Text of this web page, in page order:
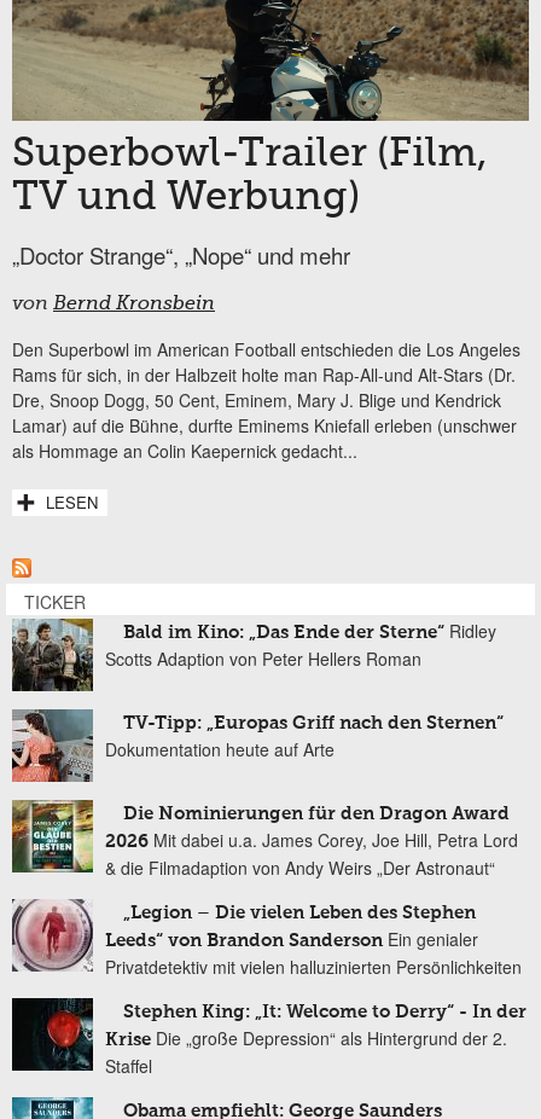
Superbowl-Trailer (Film,
TV und Werbung)
„Doctor Strange“, „Nope“ und mehr
von Bernd Kronsbein
Den Superbowl im American Football entschieden die Los Angeles
Rams für sich, in der Halbzeit holte man Rap-All-und Alt-Stars (Dr.
Dre, Snoop Dogg, 50 Cent, Eminem, Mary J. Blige und Kendrick
Lamar) auf die Bühne, durfte Eminems Kniefall erleben (unschwer
als Hommage an Colin Kaepernick gedacht...
LESEN
TICKER
Bald im Kino: „Das Ende der Sterne“ Ridley
Scotts Adaption von Peter Hellers Roman
TV-Tipp: „Europas Griff nach den Sternen“
Dokumentation heute auf Arte
Die Nominierungen für den Dragon Award
2026 Mit dabei u.a. James Corey, Joe Hill, Petra Lord
& die Filmadaption von Andy Weirs „Der Astronaut“
„Legion – Die vielen Leben des Stephen
Leeds“ von Brandon Sanderson Ein genialer
Privatdetektiv mit vielen halluzinierten Persönlichkeiten
Stephen King: „It: Welcome to Derry“ - In der
Krise Die „große Depression“ als Hintergrund der 2.
Staffel
Obama empfiehlt: George Saunders